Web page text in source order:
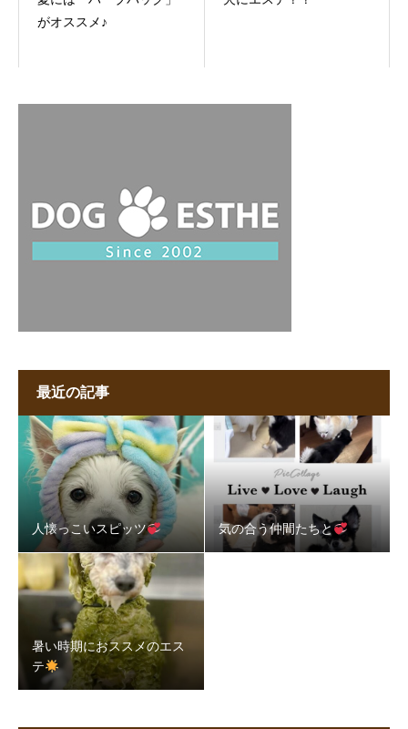
がオススメ♪
最近の記事
人懐っこいスピッツ 気の合う仲間たちと
暑い時期におススメのエス
テ